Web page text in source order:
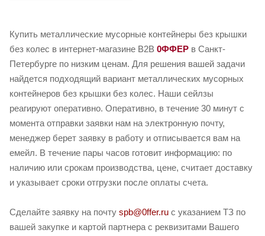
Купить металлические мусорные контейнеры без крышки
без колес в интернет-магазине B2B 0ФФЕР в Санкт-
Петербурге по низким ценам. Для решения вашей задачи
найдется подходящий вариант металлических мусорных
контейнеров без крышки без колес. Наши сейлзы
реагируют оперативно. Оперативно, в течение 30 минут с
момента отправки заявки нам на электронную почту,
менеджер берет заявку в работу и отписывается вам на
емейл. В течение пары часов готовит информацию: по
наличию или срокам производства, цене, считает доставку
и указывает сроки отгрузки после оплаты счета.
Сделайте заявку на почту spb@0ffer.ru с указанием ТЗ по
вашей закупке и картой партнера с реквизитами Вашего